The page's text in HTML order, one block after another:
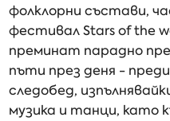
фолклорни състави,
фестивал Stars of the
преминат парадно
пъти през деня -
следобед,
музика и танци, като